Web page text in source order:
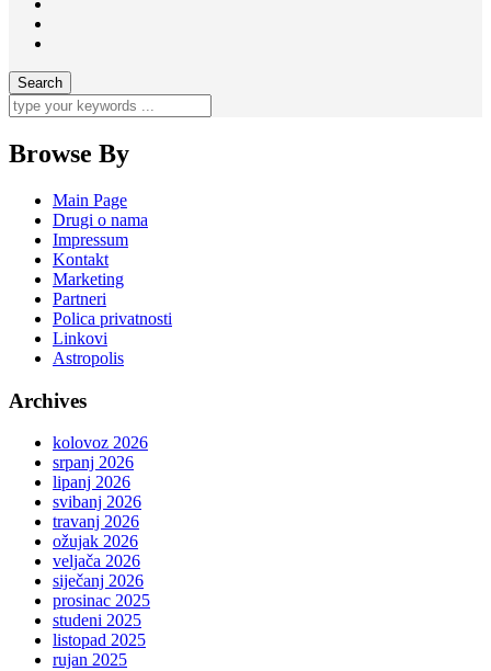
Browse By
Main Page
Drugi o nama
Impressum
Kontakt
Marketing
Partneri
Polica privatnosti
Linkovi
Astropolis
Archives
kolovoz 2026
srpanj 2026
lipanj 2026
svibanj 2026
travanj 2026
ožujak 2026
veljača 2026
siječanj 2026
prosinac 2025
studeni 2025
listopad 2025
rujan 2025